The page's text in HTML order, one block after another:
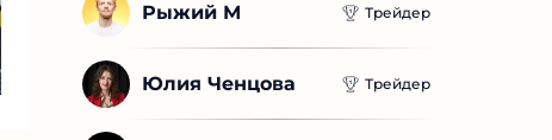
Рыжий М Трейдер
Юлия Ченцова Трейдер